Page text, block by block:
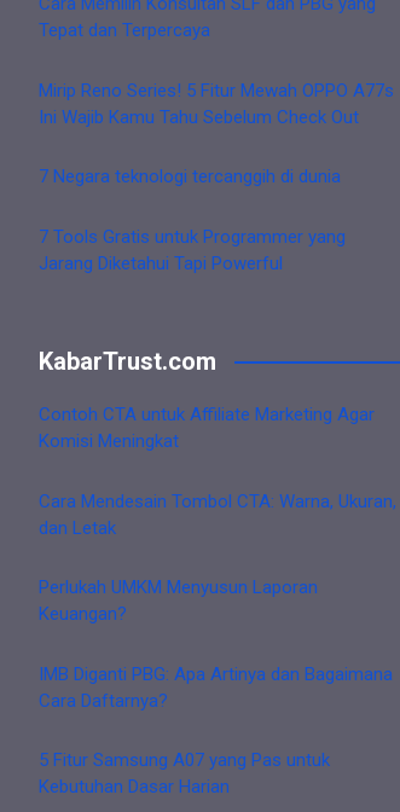
Tepat dan Terpercaya
Mirip Reno Series! 5 Fitur Mewah OPPO A77s
Ini Wajib Kamu Tahu Sebelum Check Out
7 Negara teknologi tercanggih di dunia
7 Tools Gratis untuk Programmer yang
Jarang Diketahui Tapi Powerful
KabarTrust.com
Contoh CTA untuk Affiliate Marketing Agar
Komisi Meningkat
Cara Mendesain Tombol CTA: Warna, Ukuran,
dan Letak
Perlukah UMKM Menyusun Laporan
Keuangan?
IMB Diganti PBG: Apa Artinya dan Bagaimana
Cara Daftarnya?
5 Fitur Samsung A07 yang Pas untuk
Kebutuhan Dasar Harian